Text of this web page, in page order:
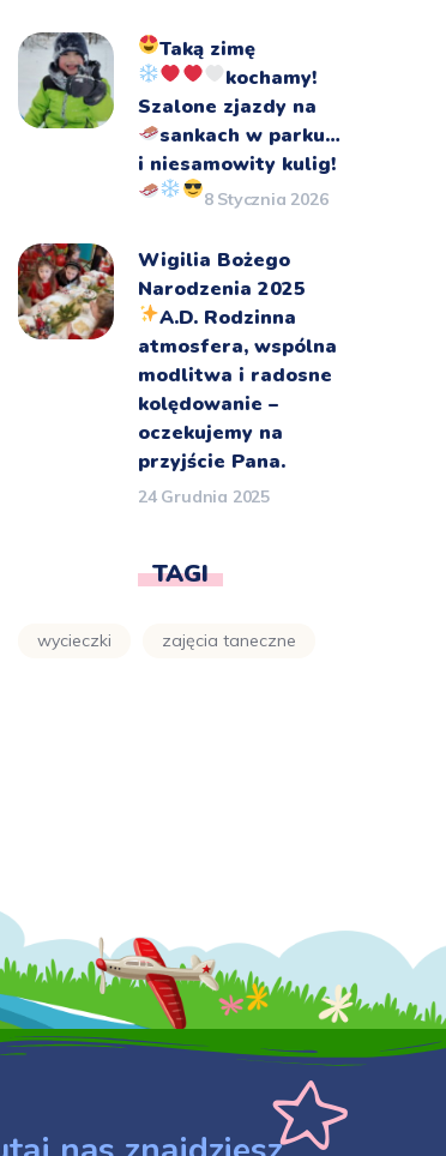
Taką zimę
kochamy!
Szalone zjazdy na
sankach w parku…
i niesamowity kulig!
8 Stycznia 2026
Wigilia Bożego
Narodzenia 2025
A.D. Rodzinna
atmosfera, wspólna
modlitwa i radosne
kolędowanie –
oczekujemy na
przyjście Pana.
24 Grudnia 2025
TAGI
wycieczki zajęcia taneczne